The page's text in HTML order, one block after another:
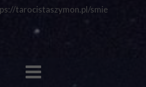
tarocistaszymon.pl/smie